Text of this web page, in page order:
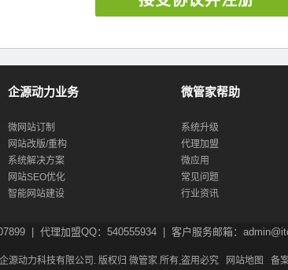
企源动力业务
微网站订制
网站改版/重构
系统解决方案
网站SEO优化
智能网站建设
微管家帮助
系统升级
代理加盟
微应用
常见问题
行业资讯
| 代理加盟QQ：540555934 | 客户服务邮箱：
源动力科技有限公司. 版权归 微管家 所有,盗用必究 网站地图 备案